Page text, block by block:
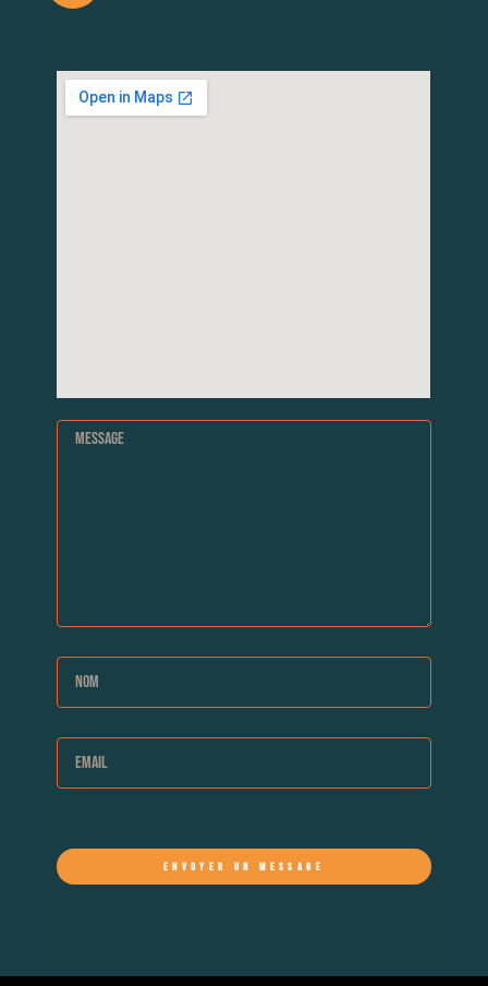
ENVOYER UN MESSAGE